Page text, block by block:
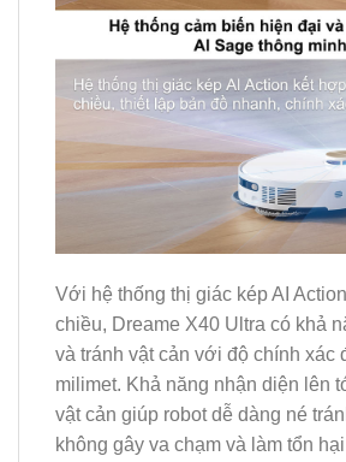
Với hệ thống thị giác kép AI
chiều, Dreame X40 Ultra có khả
và tránh vật cản với độ chính xác
milimet. Khả năng nhận diện lên
vật cản giúp robot dễ dàng né
không gây va chạm và làm tổn